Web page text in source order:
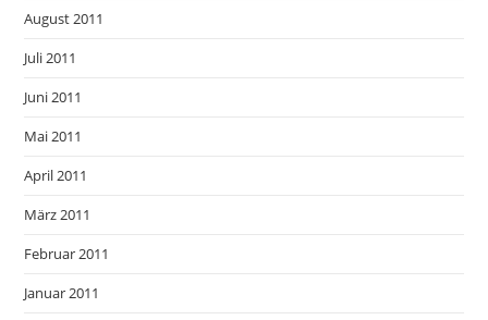
August 2011
Juli 2011
Juni 2011
Mai 2011
April 2011
März 2011
Februar 2011
Januar 2011